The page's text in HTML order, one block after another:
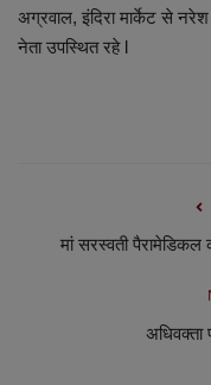
अग्रवाल, इंदिरा मार्केट से
नेता उपस्थित रहे l
मां सरस्वती पैरामेडिकल
अधिवक्ता